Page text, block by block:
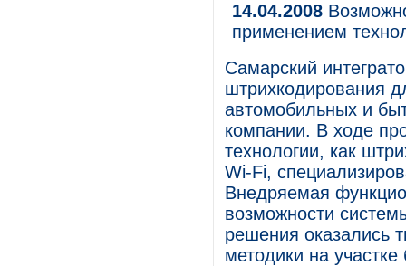
14.04.2008
применением
Самарский
штрихкодирования
автомобильных и
компании. В ходе
технологии, как
Wi-Fi,
Внедряемая
возможности
решения оказались
методики на